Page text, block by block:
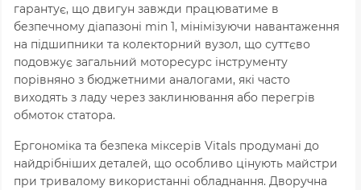
гарантує, що двигун завжди працюватиме в
безпечному діапазоні min 1, мінімізуючи навантаження
на підшипники та колекторний вузол, що суттєво
подовжує загальний моторесурс інструменту
порівняно з бюджетними аналогами, які часто
виходять з ладу через заклинювання або перегрів
обмоток статора.
Ергономіка та безпека міксерів Vitals продумані до
найдрібніших деталей, що особливо цінують майстри
при тривалому використанні обладнання. Дворучна